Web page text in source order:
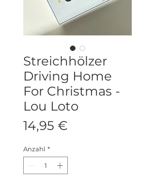
Streichhölzer
Driving Home
For Christmas -
Lou Loto
14,95 €
Anzahl *